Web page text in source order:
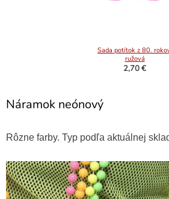
Sada potítok z 80.
ružová
2,70 €
Náramok neónový
Rôzne farby. Typ podľa aktuálnej